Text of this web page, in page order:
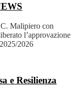
Malipiero con
l’approvazione
2026
e Resilienza